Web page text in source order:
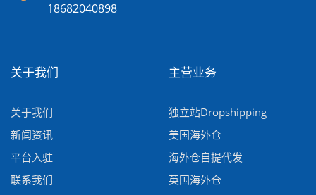
18682040898
关于我们
关于我们
新闻资讯
平台入驻
联系我们
主营业务
独立站Dropshipping
美国海外仓
海外仓自提代发
英国海外仓